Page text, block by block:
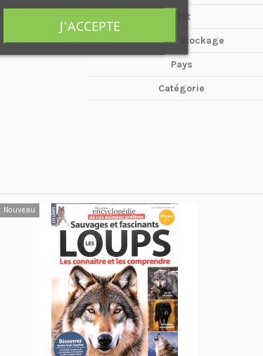
Etat
Boîte de stockage
Pays
Catégorie
Nouveau
J'ACCEPTE